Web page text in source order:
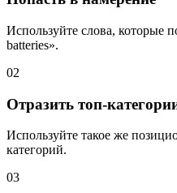
Используйте слова, которые
batteries».
02
Отразить топ-
Используйте такое же
категорий.
03